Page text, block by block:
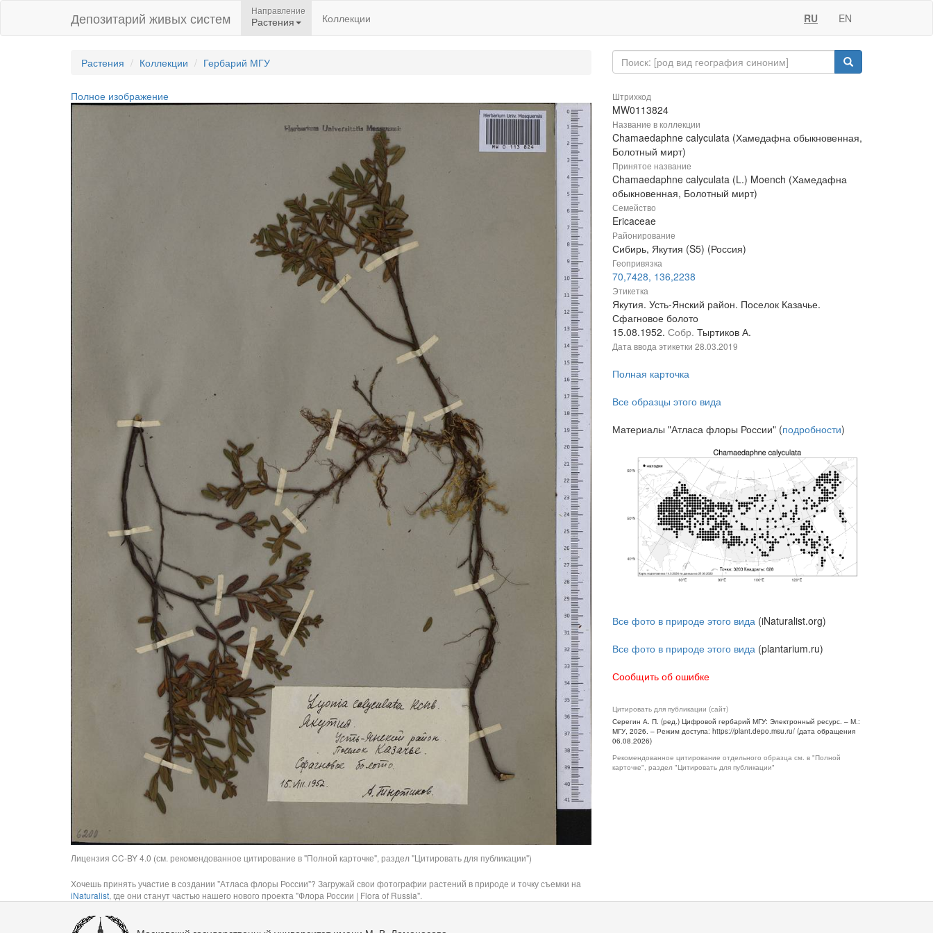
Депозитарий живых систем Направление
Растения Коллекции RU EN
Растения Коллекции Гербарий МГУ
Полное изображение
Лицензия CC-BY 4.0 (см. рекомендованное цитирование в "Полной карточке", раздел "Цитировать для публикации")
Хочешь принять участие в создании "Атласа флоры России"? Загружай свои фотографии растений в природе и точку съемки на
iNaturalist, где они станут частью нашего нового проекта "Флора России | Flora of Russia".
Штрихкод
MW0113824
Название в коллекции
Chamaedaphne calyculata (Хамедафна обыкновенная,
Болотный мирт)
Принятое название
Chamaedaphne calyculata (L.) Moench (Хамедафна
обыкновенная, Болотный мирт)
Семейство
Ericaceae
Районирование
Сибирь, Якутия (S5) (Россия)
Геопривязка
70,7428, 136,2238
Этикетка
Якутия. Усть-Янский район. Поселок Казачье.
Сфагновое болото
15.08.1952. Собр. Тыртиков А.
Дата ввода этикетки 28.03.2019
Полная карточка
Все образцы этого вида
Материалы "Атласа флоры России" (подробности)
Все фото в природе этого вида (iNaturalist.org)
Все фото в природе этого вида (plantarium.ru)
Сообщить об ошибке
Цитировать для публикации (сайт)
Серегин А. П. (ред.) Цифровой гербарий МГУ: Электронный ресурс. – М.:
МГУ, 2026. – Режим доступа: https://plant.depo.msu.ru/ (дата обращения
06.08.2026)
Рекомендованное цитирование отдельного образца см. в "Полной
карточке", раздел "Цитировать для публикации"